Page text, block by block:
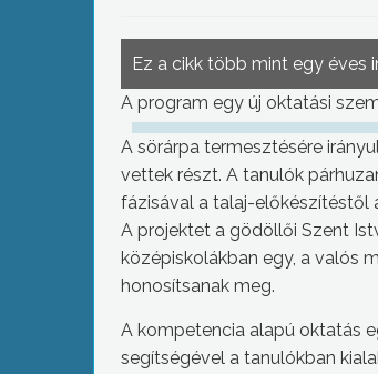
Ez a cikk több mint egy
A program egy új oktatási
A sörárpa termesztésére
vettek részt. A tanulók
fázisával a talaj-előkészítéstől
A projektet a gödöllői Szent
középiskolákban egy, a valós
honosítsanak meg.
A kompetencia alapú oktatás
segítségével a tanulókban